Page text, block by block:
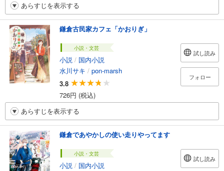
あらすじを表示する
鎌倉古民家カフェ「かおりぎ」
小説・文芸
小説 / 国内小説
水川サキ / pon-marsh
3.8
726円 (税込)
試し読み
フォロー
あらすじを表示する
鎌倉であやかしの使い走りやってます
小説・文芸
小説 / 国内小説
試し読み